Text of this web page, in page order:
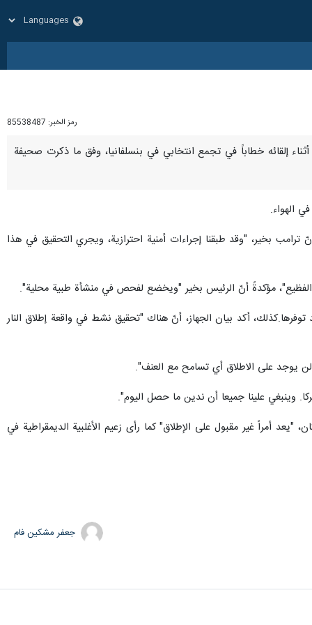
رمز الخبر: 85538487
أثناء إلقائه خطاباً في تجمع انتخابي في بنسلفانيا، وفق ما ذكرت صحيفة
الهواء.
بخير، "وقد طبقنا إجراءات أمنية احترازية، ويجري التحقيق في هذا
الفظيع"، مؤكدةً أنّ الرئيس بخير "ويخضع لفحص في منشأة طبية محلية".
أكد بيان الجهاز، أنّ هناك "تحقيق نشط في واقعة إطلاق النار
يوجد على الاطلاق أي تسامح مع العنف".
وينبغي علينا جميعا أن ندين ما حصل اليوم".
أمراً غير مقبول على الإطلاق" كما رأى زعيم الأغلبية الديمقراطية في
جعفر مشکین فام